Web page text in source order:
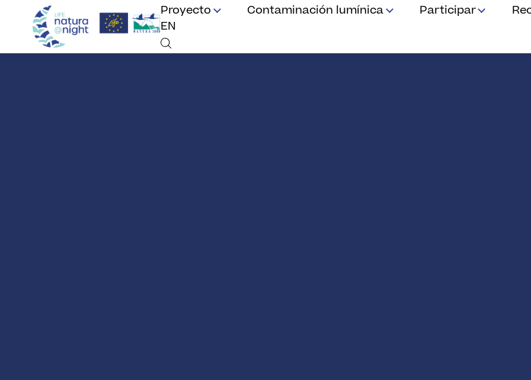
Proyecto Contaminación lumínica Participar
EN